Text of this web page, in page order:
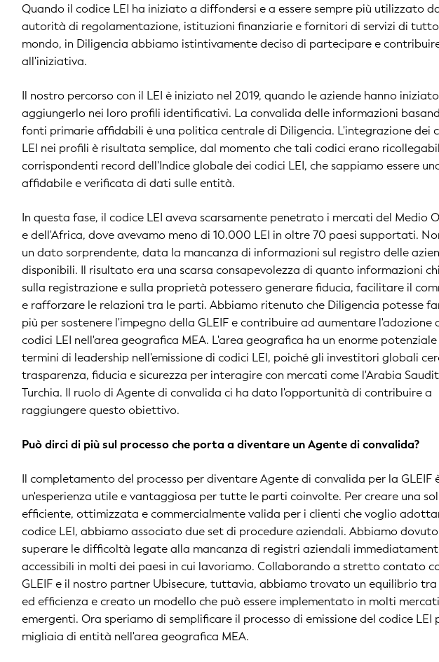
Quando il codice LEI ha iniziato a diffondersi e a essere sempre più utilizzato
autorità di regolamentazione, istituzioni finanziarie e fornitori di servizi di
mondo, in Diligencia abbiamo istintivamente deciso di partecipare e
all'iniziativa.
Il nostro percorso con il LEI è iniziato nel 2019, quando le aziende hanno
aggiungerlo nei loro profili identificativi. La convalida delle informazioni
fonti primarie affidabili è una politica centrale di Diligencia. L'integrazione dei
LEI nei profili è risultata semplice, dal momento che tali codici erano
corrispondenti record dell'Indice globale dei codici LEI, che sappiamo essere
affidabile e verificata di dati sulle entità.
In questa fase, il codice LEI aveva scarsamente penetrato i mercati del Medio
e dell'Africa, dove avevamo meno di 10.000 LEI in oltre 70 paesi supportati.
un dato sorprendente, data la mancanza di informazioni sul registro delle
disponibili. Il risultato era una scarsa consapevolezza di quanto informazioni
sulla registrazione e sulla proprietà potessero generare fiducia, facilitare il
e rafforzare le relazioni tra le parti. Abbiamo ritenuto che Diligencia potesse
più per sostenere l'impegno della GLEIF e contribuire ad aumentare l'adozione
codici LEI nell'area geografica MEA. L'area geografica ha un enorme potenziale
termini di leadership nell'emissione di codici LEI, poiché gli investitori globali
trasparenza, fiducia e sicurezza per interagire con mercati come l'Arabia
Turchia. Il ruolo di Agente di convalida ci ha dato l'opportunità di contribuire a
raggiungere questo obiettivo.
Può dirci di più sul processo che porta a diventare un Agente di convalida?
Il completamento del processo per diventare Agente di convalida per la GLEIF
un'esperienza utile e vantaggiosa per tutte le parti coinvolte. Per creare una
efficiente, ottimizzata e commercialmente valida per i clienti che voglio
codice LEI, abbiamo associato due set di procedure aziendali. Abbiamo dovuto
superare le difficoltà legate alla mancanza di registri aziendali
accessibili in molti dei paesi in cui lavoriamo. Collaborando a stretto contato
GLEIF e il nostro partner Ubisecure, tuttavia, abbiamo trovato un equilibrio
ed efficienza e creato un modello che può essere implementato in molti mercati
emergenti. Ora speriamo di semplificare il processo di emissione del codice LEI
migliaia di entità nell'area geografica MEA.